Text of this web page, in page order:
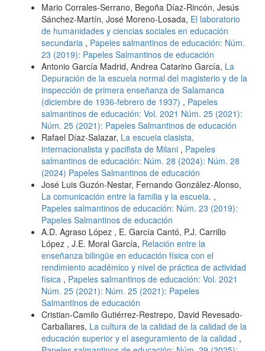
Mario Corrales-Serrano, Begoña Díaz-Rincón, Jesús
Sánchez-Martín, José Moreno-Losada, El laboratorio
de humanidades y ciencias sociales en educación
secundaria , Papeles salmantinos de educación: Núm.
23 (2019): Papeles Salmantinos de educación
Antonio García Madrid, Andrea Catarino García, La
Depuración de la escuela normal del magisterio y de la
inspección de primera enseñanza de Salamanca
(diciembre de 1936-febrero de 1937) , Papeles
salmantinos de educación: Vol. 2021 Núm. 25 (2021):
Núm. 25 (2021): Papeles Salmantinos de educación
Rafael Díaz-Salazar, La escuela clasista,
internacionalista y pacifista de Milani , Papeles
salmantinos de educación: Núm. 28 (2024): Núm. 28
(2024) Papeles Salmantinos de educación
José Luis Guzón-Nestar, Fernando González-Alonso,
La comunicación entre la familia y la escuela. ,
Papeles salmantinos de educación: Núm. 23 (2019):
Papeles Salmantinos de educación
A.D. Agraso López , E. García Cantó, P.J. Carrillo
López , J.E. Moral García, Relación entre la
enseñanza bilingüe en educación física con el
rendimiento académico y nivel de práctica de actividad
física , Papeles salmantinos de educación: Vol. 2021
Núm. 25 (2021): Núm. 25 (2021): Papeles
Salmantinos de educación
Cristian-Camilo Gutiérrez-Restrepo, David Revesado-
Carballares, La cultura de la calidad de la calidad de la
educación superior y el aseguramiento de la calidad ,